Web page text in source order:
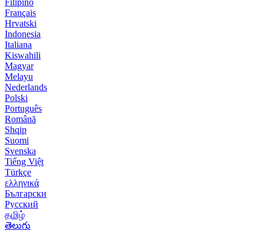
Français
Hrvatski
Indonesia
Italiana
Kiswahili
Magyar
Melayu
Nederlands
Polski
Português
Română
Shqip
Suomi
Svenska
Tiếng Việt
Türkçe
ελληνικά
Български
Русский
தமிழ்
తెలుగు